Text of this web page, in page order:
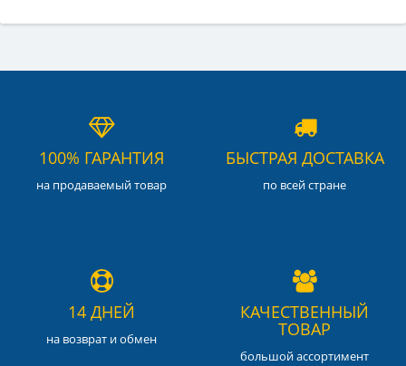
100% ГАРАНТИЯ
на продаваемый товар
БЫСТРАЯ ДОСТАВКА
по всей стране
14 ДНЕЙ
на возврат и обмен
КАЧЕСТВЕННЫЙ
ТОВАР
большой ассортимент